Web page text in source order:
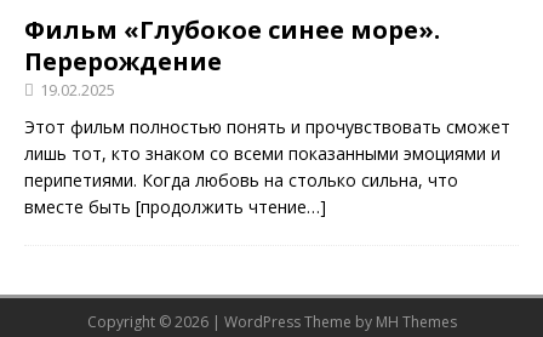
Фильм «Глубокое синее море».
Перерождение
19.02.2025
Этот фильм полностью понять и прочувствовать сможет
лишь тот, кто знаком со всеми показанными эмоциями и
перипетиями. Когда любовь на столько сильна, что
вместе быть [продолжить чтение…]
Copyright © 2026 | WordPress Theme by MH Themes